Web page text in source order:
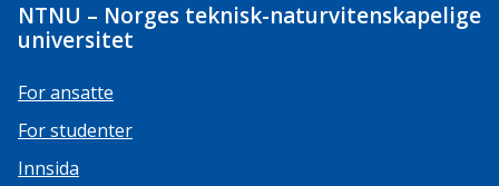
NTNU – Norges teknisk-naturvitenskapelige
universitet
For ansatte
For studenter
Innsida